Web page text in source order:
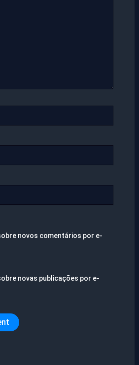
novos comentários por e-
novas publicações por e-